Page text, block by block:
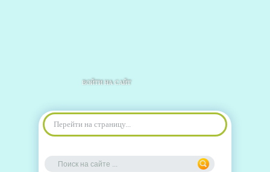
ВОЙТИ НА САЙТ
Перейти на страницу...